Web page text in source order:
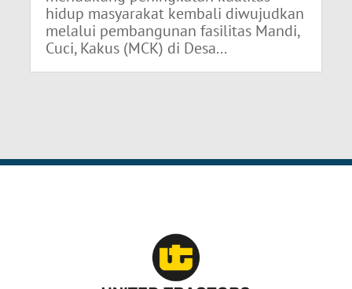
hidup masyarakat kembali diwujudkan
melalui pembangunan fasilitas Mandi,
Cuci, Kakus (MCK) di Desa...